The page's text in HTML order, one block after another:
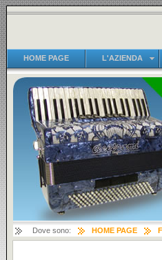
HOME PAGE L'AZIENDA
Dove sono: HOME PAGE